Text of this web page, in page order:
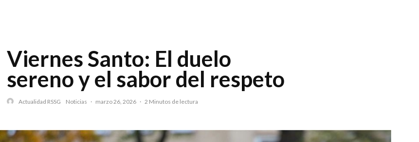
Viernes Santo: El duelo
sereno y el sabor del respeto
Actualidad RSSG Noticias · marzo 26, 2026 · 2 Minutos de lectura